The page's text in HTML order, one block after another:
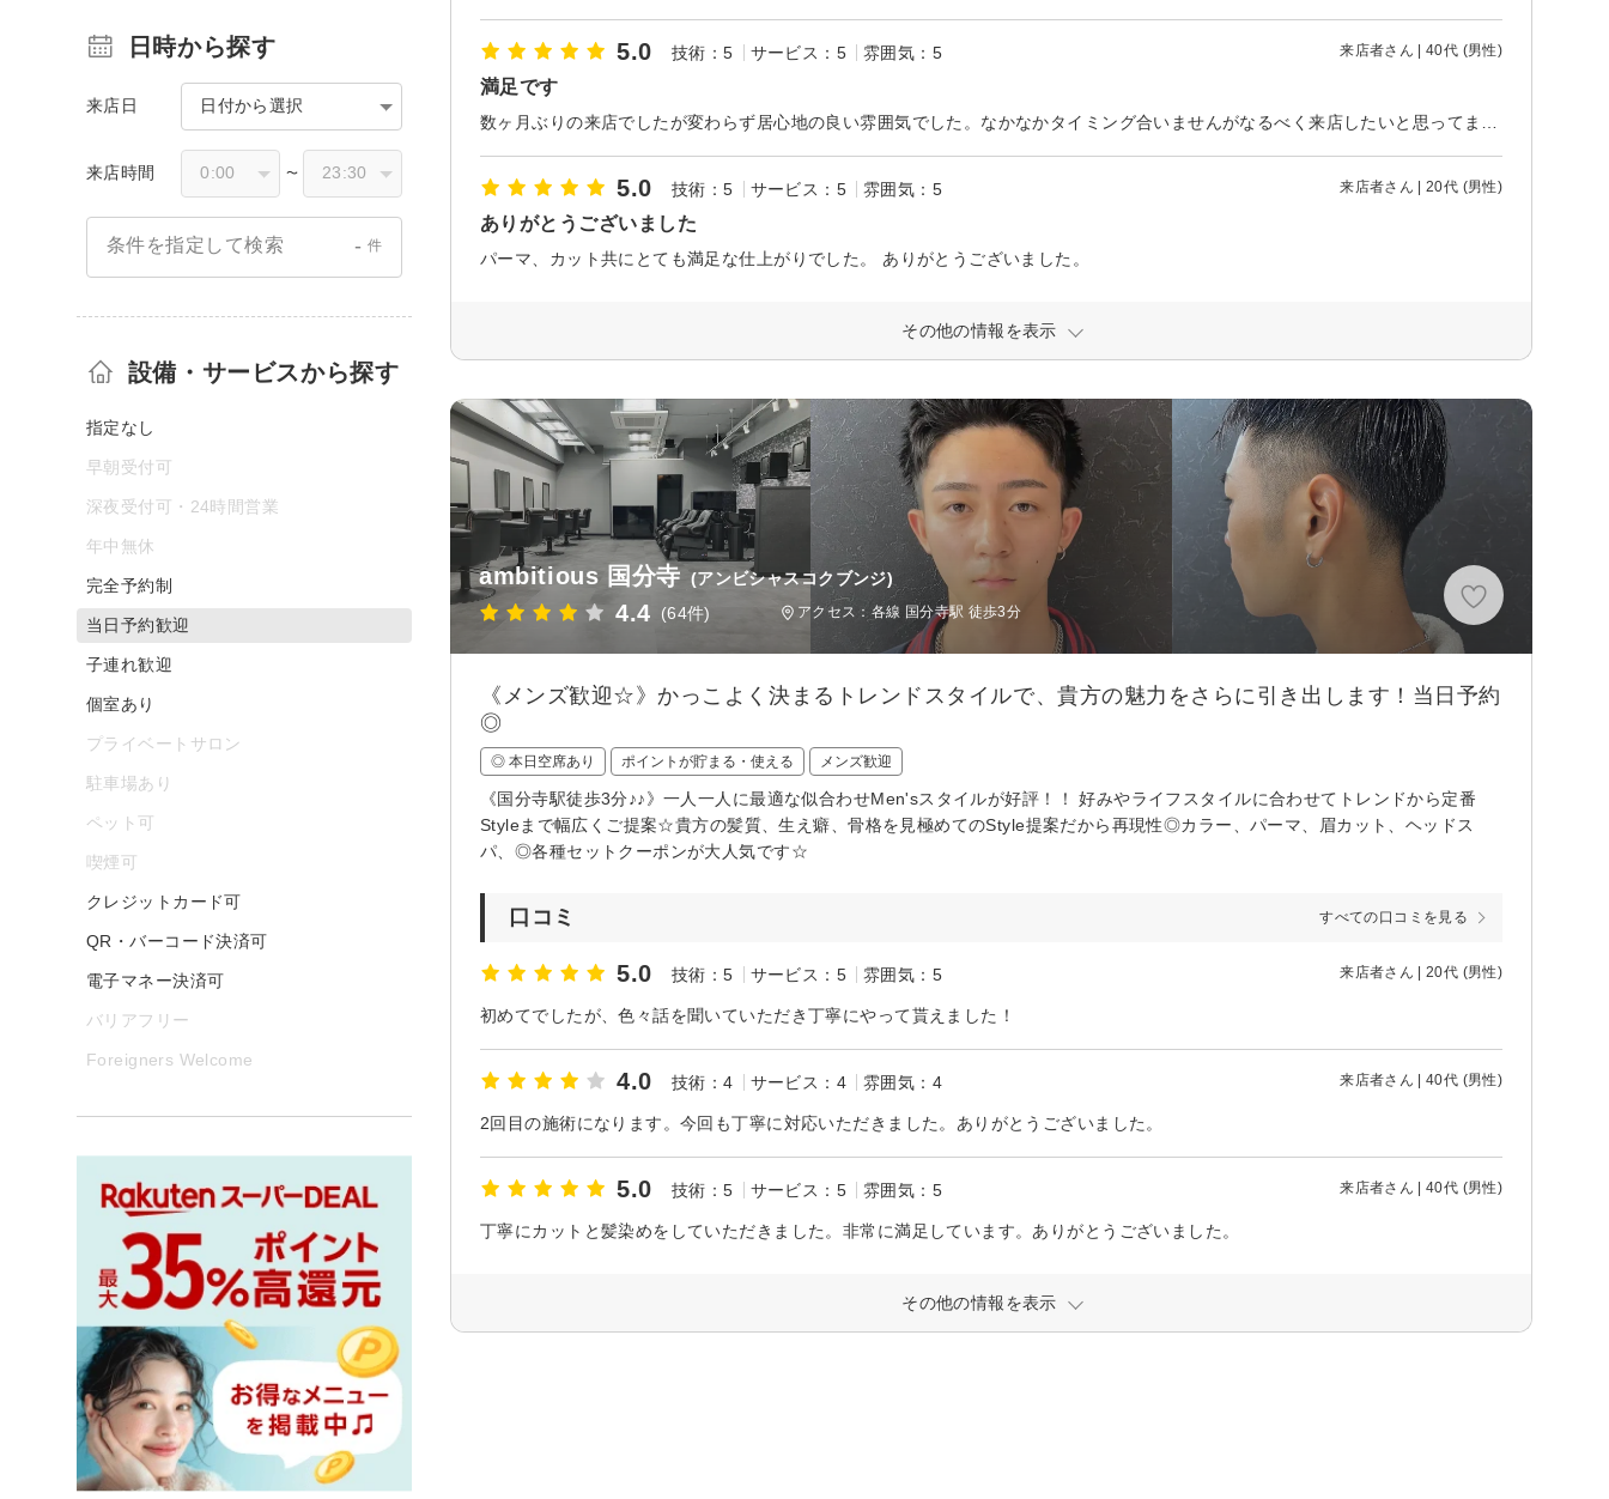
5.0 技術：5 サービス：5 雰囲気：5 来店者さん | 40代 (男性)
満足です
5.0 技術：5 サービス：5 雰囲気：5 来店者さん | 20代 (男性)
ありがとうございました
パーマ、カット共にとても満足な仕上がりでした。 ありがとうございました。
その他の情報を表示
ambitious 国分寺 (アンビシャスコクブンジ)
4.4 (64件) アクセス：各線 国分寺駅 徒歩3分
《メンズ歓迎☆》かっこよく決まるトレンドスタイルで、貴方の魅力をさらに引き出します！当日予約
◎
◎ 本日空席あり ポイントが貯まる・使える メンズ歓迎
《国分寺駅徒歩3分♪♪》一人一人に最適な似合わせMen'sスタイルが好評！！ 好みやライフスタイルに合わせてトレンドから定番
Styleまで幅広くご提案☆貴方の髪質、生え癖、骨格を見極めてのStyle提案だから再現性◎カラー、パーマ、眉カット、ヘッドス
パ、◎各種セットクーポンが大人気です☆
口コミ すべての口コミを見る
5.0 技術：5 サービス：5 雰囲気：5 来店者さん | 20代 (男性)
初めてでしたが、色々話を聞いていただき丁寧にやって貰えました！
4.0 技術：4 サービス：4 雰囲気：4 来店者さん | 40代 (男性)
2回目の施術になります。今回も丁寧に対応いただきました。ありがとうございました。
5.0 技術：5 サービス：5 雰囲気：5 来店者さん | 40代 (男性)
丁寧にカットと髪染めをしていただきました。非常に満足しています。ありがとうございました。
その他の情報を表示
日時から探す
来店日 日付から選択
来店時間 〜
条件を指定して検索 - 件
設備・サービスから探す
指定なし
早朝受付可
深夜受付可・24時間営業
年中無休
完全予約制
当日予約歓迎
子連れ歓迎
個室あり
プライベートサロン
駐車場あり
ペット可
喫煙可
クレジットカード可
QR・バーコード決済可
電子マネー決済可
バリアフリー
Foreigners Welcome